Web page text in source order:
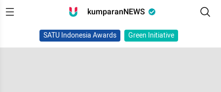
kumparanNEWS
SATU Indonesia Awards Green Initiative